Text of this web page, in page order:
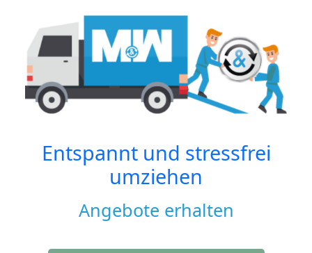
Entspannt und stressfrei
umziehen
Angebote erhalten